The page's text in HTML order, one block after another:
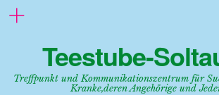
Teestube-
Treffpunkt und Kommunikationszentrum für
Kranke,deren Angehörige und